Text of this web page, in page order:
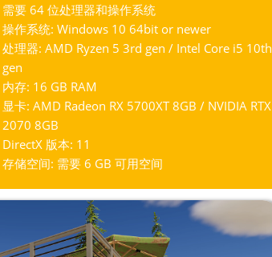
需要 64 位处理器和操作系统
操作系统: Windows 10 64bit or newer
处理器: AMD Ryzen 5 3rd gen / Intel Core i5 10th
gen
内存: 16 GB RAM
显卡: AMD Radeon RX 5700XT 8GB / NVIDIA RTX
2070 8GB
DirectX 版本: 11
存储空间: 需要 6 GB 可用空间